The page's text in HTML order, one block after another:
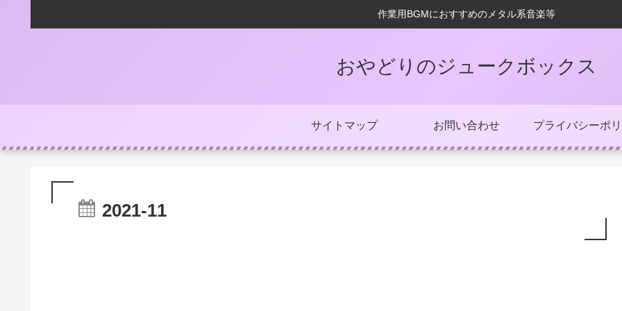
作業用BGMにおすすめのメタル系音楽等
おやどりのジュークボックス
サイトマップ お問い合わせ プライバシーポ
2021-11